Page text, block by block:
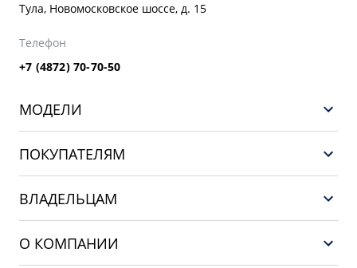
Тула, Новомосковское шоссе, д. 15
Телефон
+7 (4872) 70-70-50
МОДЕЛИ
EX5
PREFACE
CITYRAY
ПОКУПАТЕЛЯМ
ВЛАДЕЛЬЦАМ
О КОМПАНИИ